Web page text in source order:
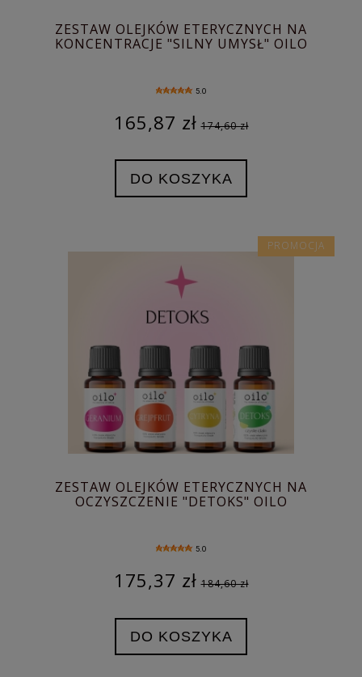
ZESTAW OLEJKÓW ETERYCZNYCH NA
KONCENTRACJE "SILNY UMYSŁ" OILO
5.0
165,87 zł 174,60 zł
DO KOSZYKA
ZESTAW OLEJKÓW ETERYCZNYCH NA
OCZYSZCZENIE "DETOKS" OILO
5.0
175,37 zł 184,60 zł
DO KOSZYKA
PROMOCJA